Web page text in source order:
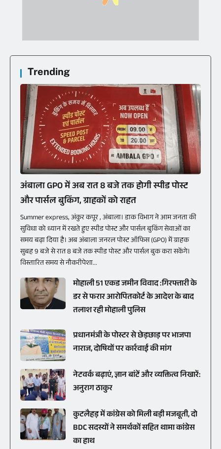
Trending
अंबाला GPO में अब रात 8 बजे तक होगी स्पीड पोस्ट
और पार्सल बुकिंग, ग्राहकों को राहत
Summer express, अंकुर कपूर , अंबाला। डाक विभाग ने आम जनता की
सुविधा को ध्यान में रखते हुए स्पीड पोस्ट और पार्सल बुकिंग सेवाओं का
समय बढ़ा दिया है। अब अंबाला जनरल पोस्ट ऑफिस (GPO) में ग्राहक
सुबह 9 बजे से रात 8 बजे तक स्पीड पोस्ट और पार्सल बुक करा सकेंगे।
विस्तारित समय से नौकरीपेशा...
मोहाली 51 एकड जमीन विवाद :गिरफ्तारी के
डर से फरार आरोपितकोर्ट के आदेश के बाद
तलाश रही मोहाली पुलिस
प्रधानमंत्री के पोस्टर से छेड़छाड़ पर भाजपा
नाराज, दोषियों पर कार्रवाई की मांग
नेटवर्क बढ़ाएं, ज्ञान बांटें और व्यक्तित्व निखारें:
अनुराग ठाकुर
कुटलैहड़ में कांग्रेस को मिली बड़ी मजबूती, दो
BDC सदस्यों ने समर्थकों सहित थामा कांग्रेस
का हाथ